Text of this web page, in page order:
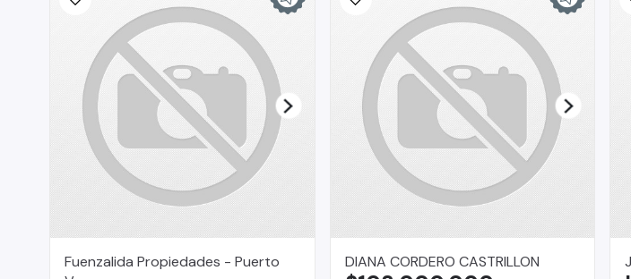
Fuenzalida Propiedades - Puerto
DIANA CORDERO CASTRILLON